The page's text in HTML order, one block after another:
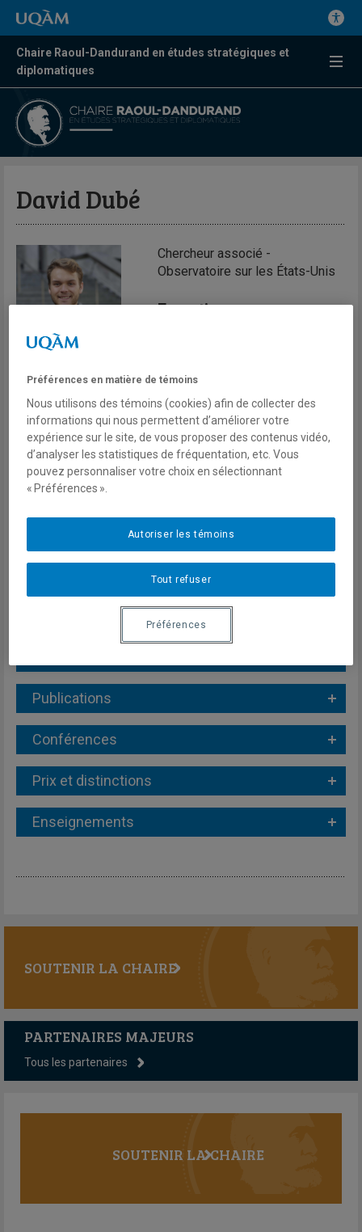
Chaire Raoul-Dandurand en études stratégiques et
diplomatiques
David Dubé
Chercheur associé -
Observatoire sur les États-Unis
Expertises
États post-communistes d’Europe
et d’Eurasie
Enjeux stratégiques liés à la
désinformation
Publications
Conférences
Prix et distinctions
Enseignements
SOUTENIR LA CHAIRE
PARTENAIRES MAJEURS
Tous les partenaires
SOUTENIR LA CHAIRE
Préférences en matière de témoins
Nous utilisons des témoins (cookies) afin de collecter des
informations qui nous permettent d’améliorer votre
expérience sur le site, de vous proposer des contenus vidéo,
d’analyser les statistiques de fréquentation, etc. Vous
pouvez personnaliser votre choix en sélectionnant
« Préférences ».
Tout refuser
Autoriser les témoins
Préférences